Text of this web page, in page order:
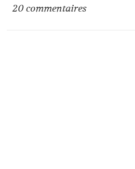
20 commentaires